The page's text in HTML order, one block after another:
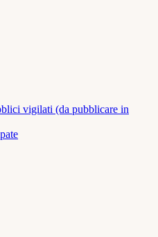
vigilati (da pubblicare in